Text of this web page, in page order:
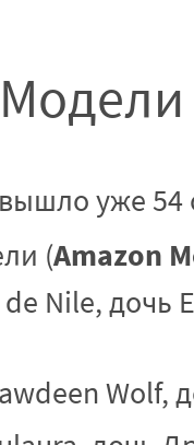
Модели
уже 54
(Amazon
Nile, дочь
Wolf,